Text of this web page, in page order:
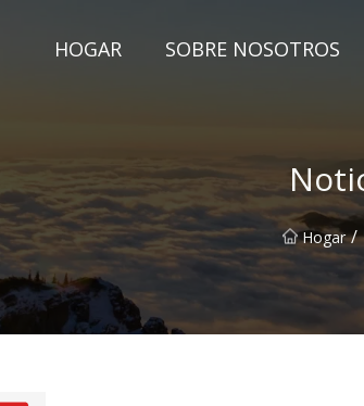
HOGAR SOBRE NOSOTROS
Hogar /